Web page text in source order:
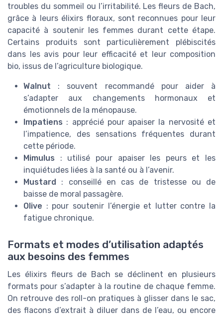
troubles du sommeil ou l’irritabilité. Les fleurs de Bach,
grâce à leurs élixirs floraux, sont reconnues pour leur
capacité à soutenir les femmes durant cette étape.
Certains produits sont particulièrement plébiscités
dans les avis pour leur efficacité et leur composition
bio, issus de l’agriculture biologique.
Walnut : souvent recommandé pour aider à
s’adapter aux changements hormonaux et
émotionnels de la ménopause.
Impatiens : apprécié pour apaiser la nervosité et
l’impatience, des sensations fréquentes durant
cette période.
Mimulus : utilisé pour apaiser les peurs et les
inquiétudes liées à la santé ou à l’avenir.
Mustard
: conseillé en cas de tristesse ou de
baisse de moral passagère.
Olive : pour soutenir l’énergie et lutter contre la
fatigue chronique.
Formats et modes d’utilisation adaptés
aux besoins des femmes
Les élixirs fleurs de Bach se déclinent en plusieurs
formats pour s’adapter à la routine de chaque femme.
On retrouve des roll-on pratiques à glisser dans le sac,
des flacons d’extrait à diluer dans de l’eau, ou encore